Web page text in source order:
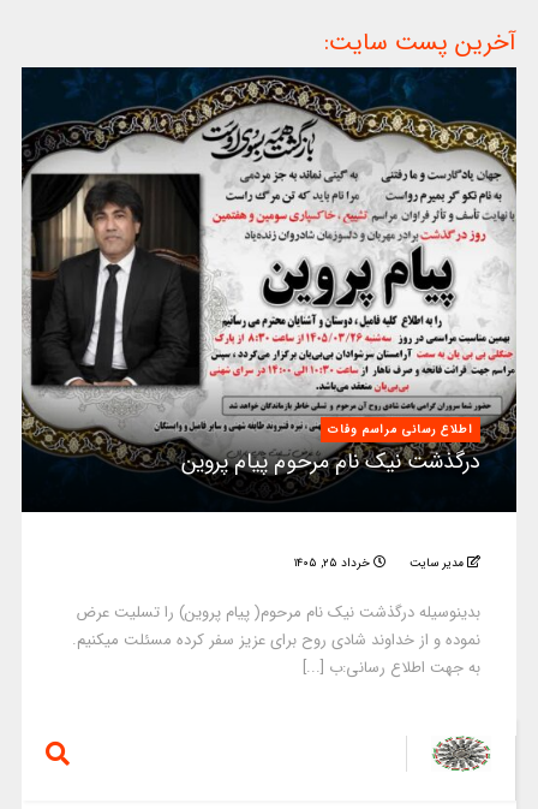
آخرین پست سایت:
اطلاع رسانی مراسم وفات
درگذشت نیک نام مرحوم پیام پروین
مدیر سایت خرداد ۲۵, ۱۴۰۵
بدینوسیله درگذشت نیک نام مرحوم( پیام پروین) را تسلیت عرض
نموده و از خداوند شادی روح برای عزیز سفر کرده مسئلت میکنیم.
به جهت اطلاع رسانی:ب [...]